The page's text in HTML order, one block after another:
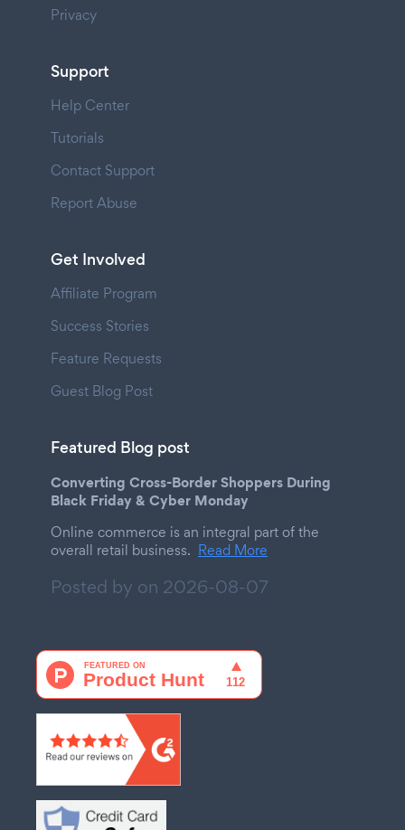
Privacy
Support
Help Center
Tutorials
Contact Support
Report Abuse
Get Involved
Affiliate Program
Success Stories
Feature Requests
Guest Blog Post
Featured Blog post
Converting Cross-Border Shoppers During
Black Friday & Cyber Monday
Online commerce is an integral part of the
overall retail business. Read More
Posted by on 2026-08-07